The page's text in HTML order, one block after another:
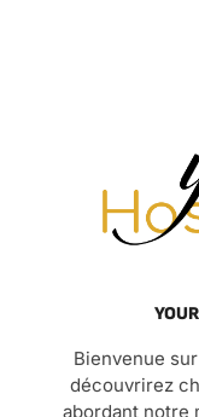
Bienvenue
découvrirez
abordant notre